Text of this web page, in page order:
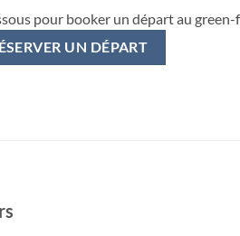
pour booker un départ au green-
UN DÉPART